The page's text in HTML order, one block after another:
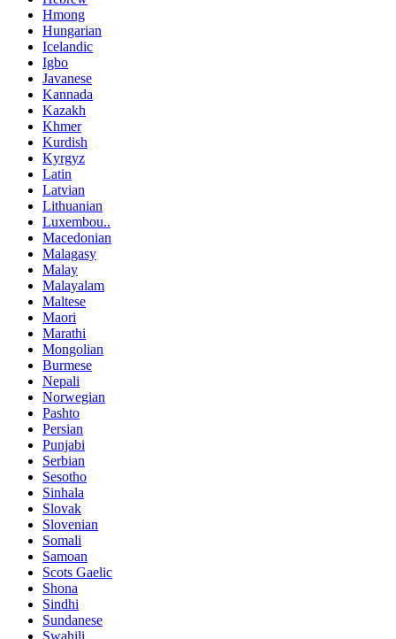
Hmong
Hungarian
Icelandic
Igbo
Javanese
Kannada
Kazakh
Khmer
Kurdish
Kyrgyz
Latin
Latvian
Lithuanian
Luxembou..
Macedonian
Malagasy
Malay
Malayalam
Maltese
Maori
Marathi
Mongolian
Burmese
Nepali
Norwegian
Pashto
Persian
Punjabi
Serbian
Sesotho
Sinhala
Slovak
Slovenian
Somali
Samoan
Scots Gaelic
Shona
Sindhi
Sundanese